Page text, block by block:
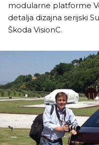
modularne platforme
detalja dizajna serijski
Škoda VisionC.